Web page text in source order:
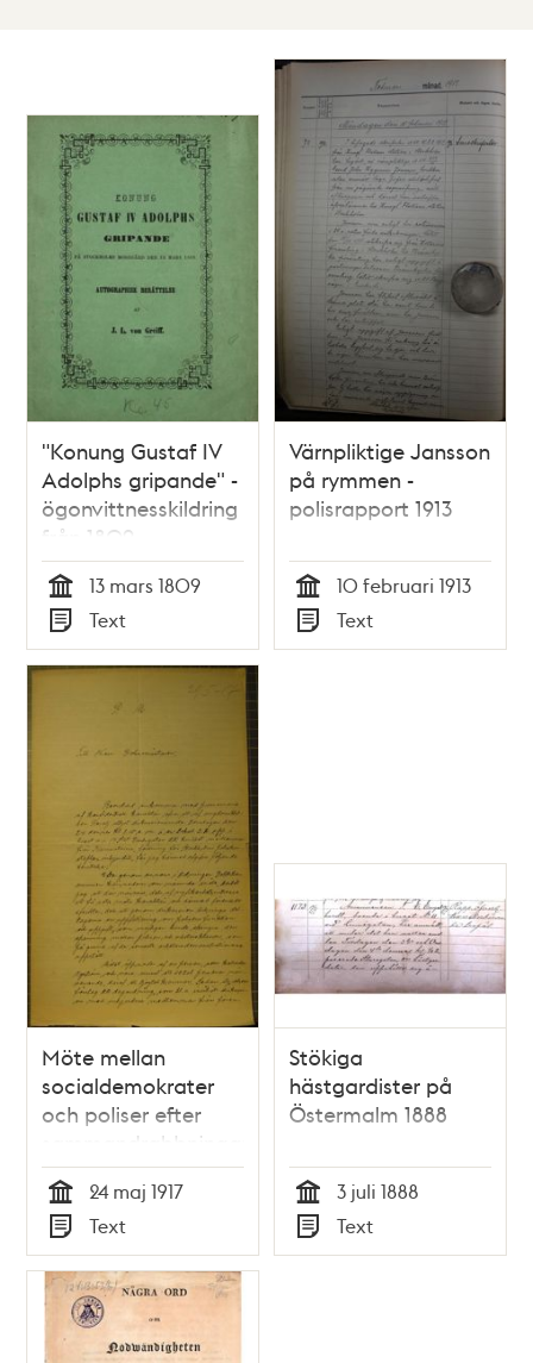
"Konung Gustaf IV
Adolphs gripande" -
ögonvittnesskildring
från 1809
Tid
13 mars 1809
Typ
Text
Värnpliktige Jansson
på rymmen -
polisrapport 1913
Tid
10 februari 1913
Typ
Text
Möte mellan
socialdemokrater
och poliser efter
sammandrabbningar
1917
Tid
24 maj 1917
Typ
Text
Stökiga
hästgardister på
Östermalm 1888
Tid
3 juli 1888
Typ
Text